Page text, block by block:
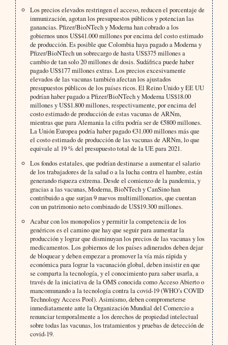
Los precios elevados restringen el acceso, reducen el porcentaje de
inmunización, agotan los presupuestos públicos y potencian las
ganancias. Pfizer/BioNTech y Moderna han cobrado a los
gobiernos unos US$41.000 millones por encima del costo estimado
de producción. Es posible que Colombia haya pagado a Moderna y
Pfizer/BioNTech un sobrecargo de hasta US$375 millones a
cambio de tan solo 20 millones de dosis. Sudáfrica puede haber
pagado US$177 millones extras. Los precios excesivamente
elevados de las vacunas también afectan los ajustados
presupuestos públicos de los países ricos. El Reino Unido y EE UU
podrían haber pagado a Pfizer/BioNTech y Moderna US$18.00
millones y US$1.800 millones, respectivamente, por encima del
costo estimado de producción de estas vacunas de ARNm,
mientras que para Alemania la cifra podría ser de €5800 millones.
La Unión Europea podría haber pagado €31.000 millones más que
el costo estimado de producción de las vacunas de ARNm, lo que
equivale al 19 % del presupuesto total de la UE para 2021.
Los fondos estatales, que podrían destinarse a aumentar el salario
de los trabajadores de la salud o a la lucha contra el hambre, están
generando riqueza extrema. Desde el comienzo de la pandemia, y
gracias a las vacunas, Moderna, BioNTech y CanSino han
contribuido a que surjan 9 nuevos multimillonarios, que cuentan
con un patrimonio neto combinado de US$19.300 millones.
Acabar con los monopolios y permitir la competencia de los
genéricos es el camino que hay que seguir para aumentar la
producción y lograr que disminuyan los precios de las vacunas y los
medicamentos. Los gobiernos de los países adinerados deben dejar
de bloquear y deben empezar a promover la vía más rápida y
económica para lograr la vacunación global, deben insistir en que
se comparta la tecnología, y el conocimiento para saber usarla, a
través de la iniciativa de la OMS conocida como Acceso Abierto o
mancomunando a la tecnología contra la covid-19 (WHO’s COVID
Technology Access Pool). Asimismo, deben comprometerse
inmediatamente ante la Organización Mundial del Comercio a
renunciar temporalmente a los derechos de propiedad intelectual
sobre todas las vacunas, los tratamientos y pruebas de detección de
covid-19.